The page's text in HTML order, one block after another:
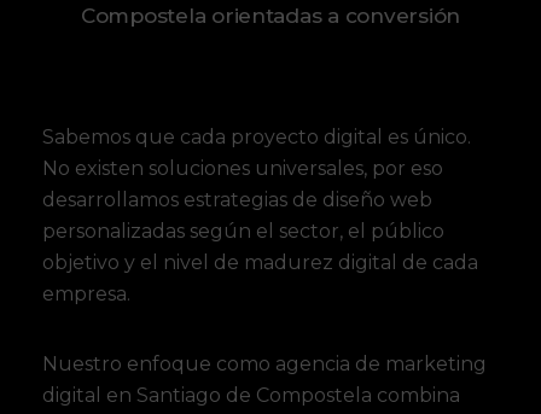
Compostela orientadas a conversión
Sabemos que cada proyecto digital es único.
No existen soluciones universales, por eso
desarrollamos estrategias de diseño web
personalizadas según el sector, el público
objetivo y el nivel de madurez digital de cada
empresa.
Nuestro enfoque como agencia de marketing
digital en Santiago de Compostela combina